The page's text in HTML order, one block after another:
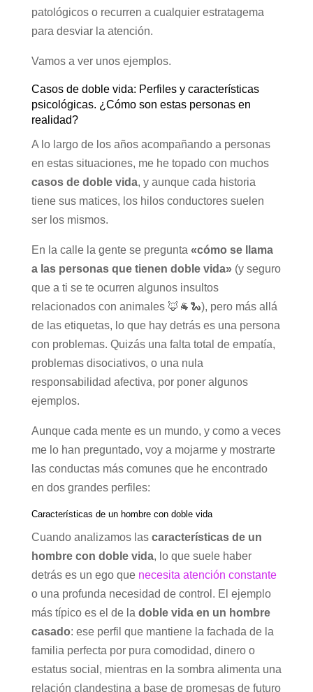
patológicos o recurren a cualquier estratagema
para desviar la atención.
Vamos a ver unos ejemplos.
Casos de doble vida: Perfiles y características
psicológicas. ¿Cómo son estas personas en
realidad?
A lo largo de los años acompañando a personas
en estas situaciones, me he topado con muchos
casos de doble vida, y aunque cada historia
tiene sus matices, los hilos conductores suelen
ser los mismos.
En la calle la gente se pregunta «cómo se llama
a las personas que tienen doble vida»(y seguro
que a ti se te ocurren algunos insultos
relacionados con animales 🦊🐐🐍), pero más allá
de las etiquetas, lo que hay detrás es una persona
con problemas. Quizás una falta total de empatía,
problemas disociativos, o una nula
responsabilidad afectiva, por poner algunos
ejemplos.
Aunque cada mente es un mundo, y como a veces
me lo han preguntado, voy a mojarme y mostrarte
las conductas más comunes que he encontrado
en dos grandes perfiles:
Características de un hombre con doble vida
Cuando analizamos las características de un
hombre con doble vida, lo que suele haber
detrás es un ego que necesita atención constante
o una profunda necesidad de control. El ejemplo
más típico es el de la doble vida en un hombre
casado: ese perfil que mantiene la fachada de la
familia perfecta por pura comodidad, dinero o
estatus social, mientras en la sombra alimenta una
relación clandestina a base de promesas de futuro